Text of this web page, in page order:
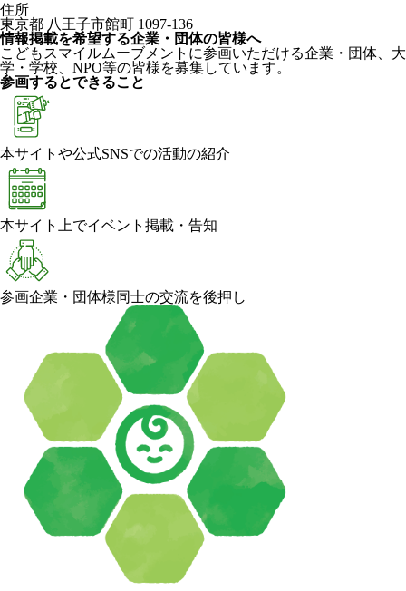
住所
東京都 八王子市館町 1097-136
情報掲載を希望する企業・団体の皆様へ
こどもスマイルムーブメントに参画いただける企業・団体、大
学・学校、NPO等の皆様を募集しています。
参画するとできること
本サイトや公式SNSでの活動の紹介
本サイト上でイベント掲載・告知
参画企業・団体様同士の交流を後押し